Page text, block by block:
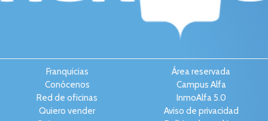
Franquicias
Conócenos
Red de oficinas
Quiero vender
Área reservada
Campus Alfa
InmoAlfa 5.0
Aviso de privacidad